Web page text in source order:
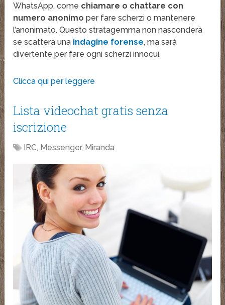
WhatsApp, come chiamare o chattare con
numero anonimo per fare scherzi o mantenere
l’anonimato. Questo stratagemma non nasconderà
se scatterà una indagine forense, ma sarà
divertente per fare ogni scherzi innocui.
Clicca qui per leggere
Lista videochat gratis senza
iscrizione
IRC, Messenger, Miranda